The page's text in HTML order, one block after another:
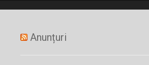
Anunțuri